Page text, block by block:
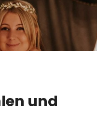
und